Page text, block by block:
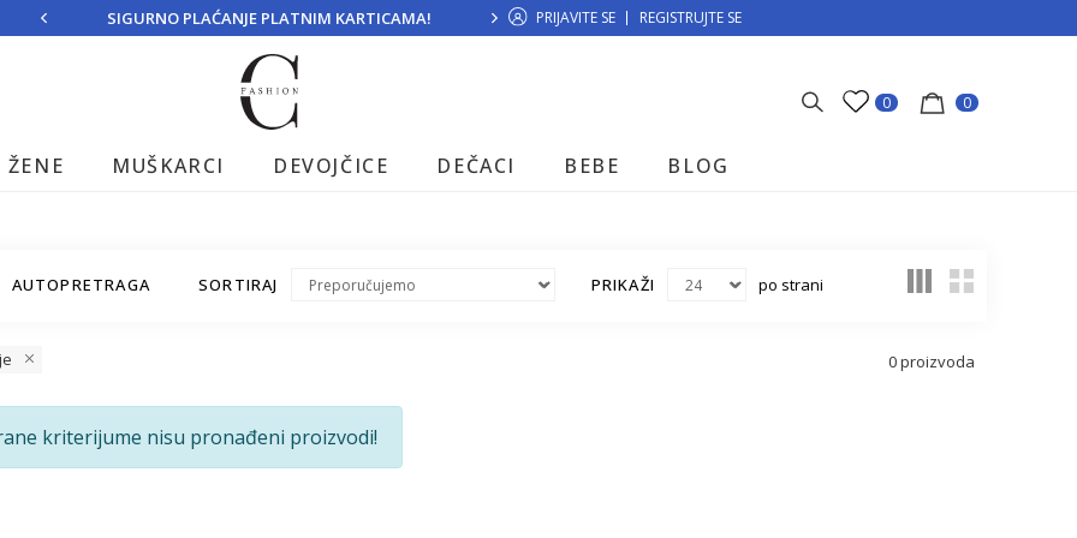
SIGURNO PLAĆANJE PLATNIM KARTICAMA! MOGUĆNOST BESPLATNE ISPORUKE!
PRIJAVITE SE REGISTRUJTE SE
0 0
ŽENE MUŠKARCI DEVOJČICE DEČACI BEBE BLOG
AUTOPRETRAGA SORTIRAJ PRIKAŽI po strani
0proizvoda
kriterijume nisu pronađeni proizvodi!